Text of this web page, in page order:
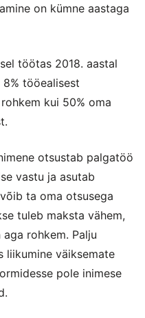
on kümne aastaga
töötas 2018. aastal
tööealisest
kui 50% oma
otsustab palgatöö
vastu ja asutab
ta oma otsusega
tuleb maksta vähem,
rohkem. Palju
liikumine väiksemate
pole inimese